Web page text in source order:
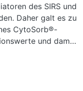
des SIRS und
Daher galt es zu
CytoSorb®-
und damit
dies um die
zum Einsatz